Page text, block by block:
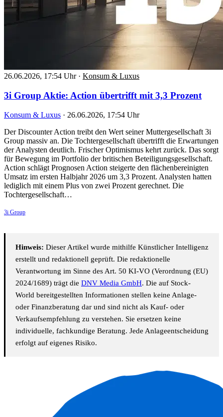
26.06.2026, 17:54 Uhr · Konsum & Luxus
3i Group Aktie: Action übertrifft mit 3,3 Prozent
Konsum & Luxus · 26.06.2026, 17:54 Uhr
Der Discounter Action treibt den Wert seiner Muttergesellschaft 3i
Group massiv an. Die Tochtergesellschaft übertrifft die Erwartungen
der Analysten deutlich. Frischer Optimismus kehrt zurück. Das sorgt
für Bewegung im Portfolio der britischen Beteiligungsgesellschaft.
Action schlägt Prognosen Action steigerte den flächenbereinigten
Umsatz im ersten Halbjahr 2026 um 3,3 Prozent. Analysten hatten
lediglich mit einem Plus von zwei Prozent gerechnet. Die
Tochtergesellschaft…
3i Group
Hinweis: Dieser Artikel wurde mithilfe Künstlicher Intelligenz
erstellt und redaktionell geprüft. Die redaktionelle
Verantwortung im Sinne des Art. 50 KI-VO (Verordnung (EU)
2024/1689) trägt die DNV Media GmbH. Die auf Stock-
World bereitgestellten Informationen stellen keine Anlage-
oder Finanzberatung dar und sind nicht als Kauf- oder
Verkaufsempfehlung zu verstehen. Sie ersetzen keine
individuelle, fachkundige Beratung. Jede Anlageentscheidung
erfolgt auf eigenes Risiko.